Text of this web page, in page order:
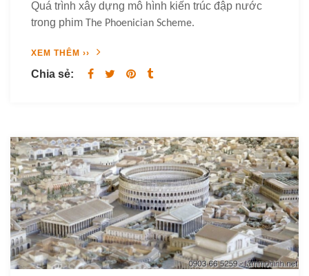
Quá trình xây dựng mô hình kiến trúc đập nước
trong phim The Phoenician Scheme.
XEM THÊM ››
Chia sẻ: